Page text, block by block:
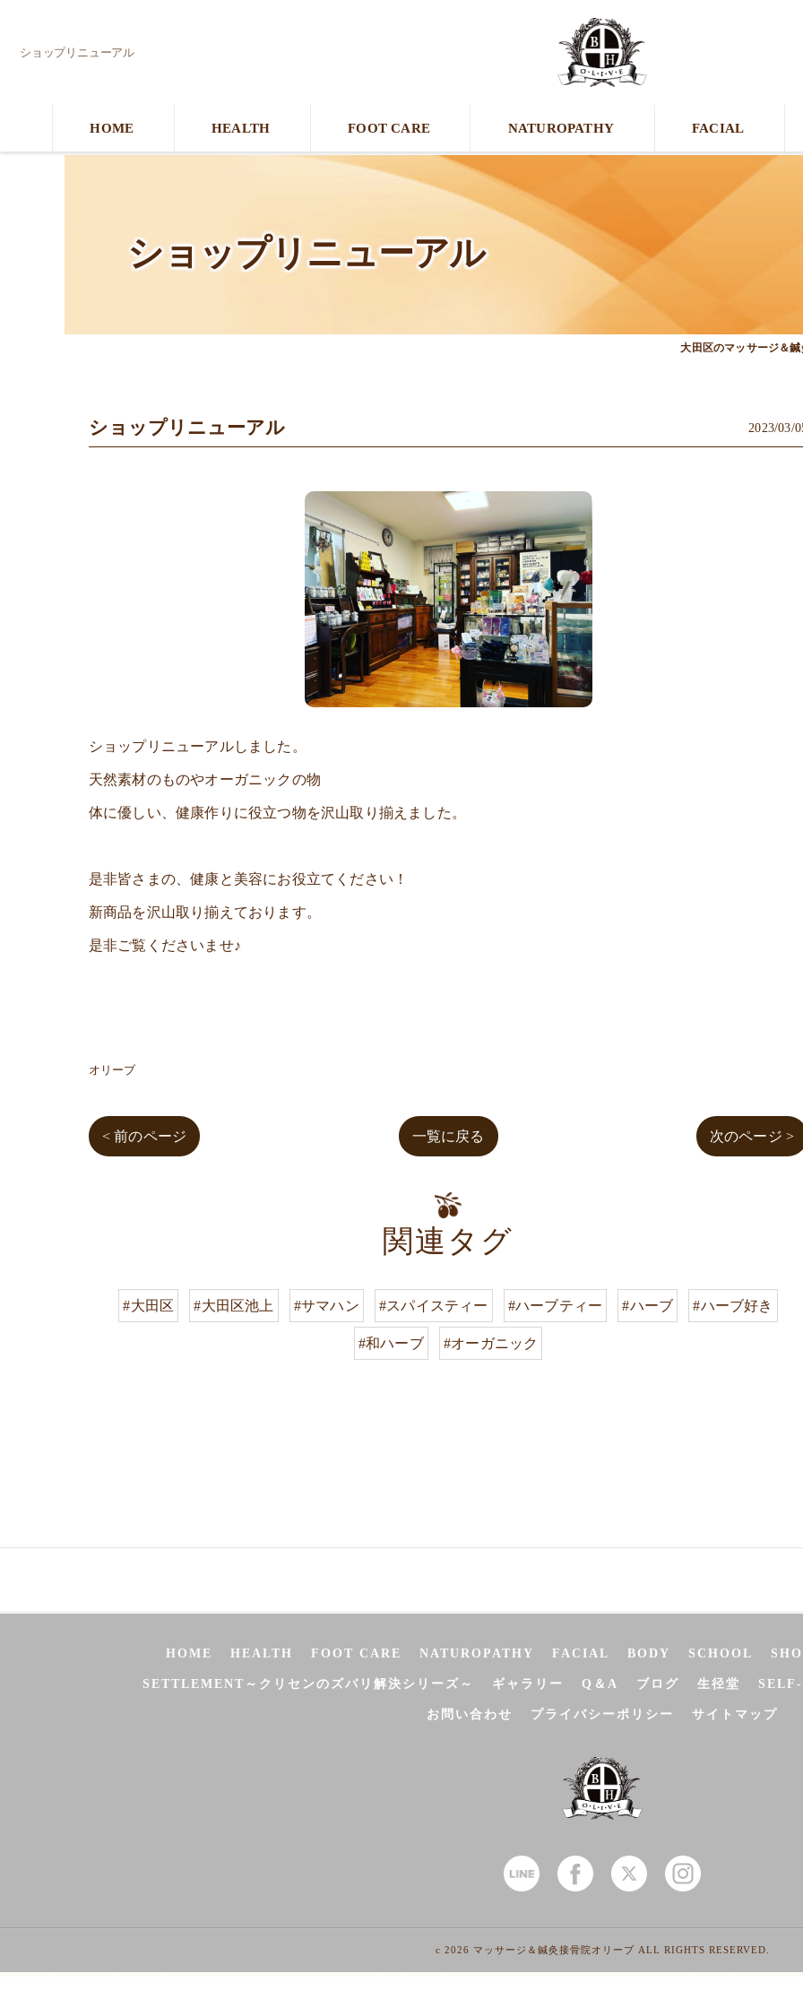
ショップリニューアル
HOME HEALTH FOOT CARE NATUROPATHY FACIAL
ショップリニューアル
大田区のマッサージ＆
ショップリニューアル 2023/03/
ショップリニューアルしました。
天然素材のものやオーガニックの物
体に優しい、健康作りに役立つ物を沢山取り揃えました。
是非皆さまの、健康と美容にお役立てください！
新商品を沢山取り揃えております。
是非ご覧くださいませ♪
オリーブ
< 前のページ 一覧に戻る 次のページ >
関連タグ
#大田区 #大田区池上 #サマハン #スパイスティー #ハーブティー #ハーブ #ハーブ好き
#和ハーブ #オーガニック
HOME HEALTH FOOT CARE NATUROPATHY FACIAL BODY SCHOOL
SETTLEMENT～クリセンのズバリ解決シリーズ～ ギャラリー Q＆A ブログ 生径堂
お問い合わせ プライバシーポリシー サイトマップ
c 2026 マッサージ＆鍼灸接骨院オリーブ ALL RIGHTS RESERVED.